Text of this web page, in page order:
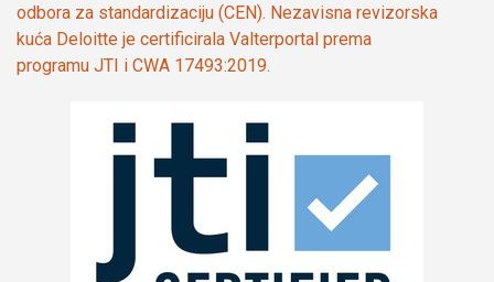
odbora za standardizaciju (CEN). Nezavisna revizorska
kuća Deloitte je certificirala Valterportal prema
programu JTI i CWA 17493:2019.